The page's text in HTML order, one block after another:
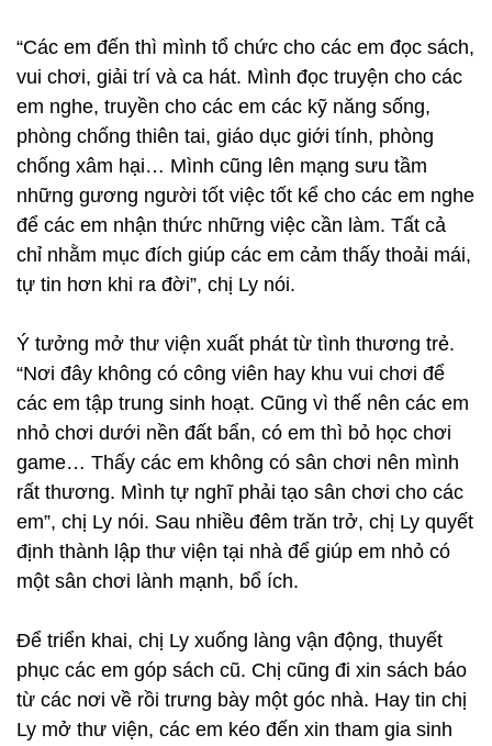
“Các em đến thì mình tổ chức cho các em đọc sách,
vui chơi, giải trí và ca hát. Mình đọc truyện cho các
em nghe, truyền cho các em các kỹ năng sống,
phòng chống thiên tai, giáo dục giới tính, phòng
chống xâm hại… Mình cũng lên mạng sưu tầm
những gương người tốt việc tốt kể cho các em nghe
để các em nhận thức những việc cần làm. Tất cả
chỉ nhằm mục đích giúp các em cảm thấy thoải mái,
tự tin hơn khi ra đời”, chị Ly nói.
Ý tưởng mở thư viện xuất phát từ tình thương trẻ.
“Nơi đây không có công viên hay khu vui chơi để
các em tập trung sinh hoạt. Cũng vì thế nên các em
nhỏ chơi dưới nền đất bẩn, có em thì bỏ học chơi
game… Thấy các em không có sân chơi nên mình
rất thương. Mình tự nghĩ phải tạo sân chơi cho các
em”, chị Ly nói. Sau nhiều đêm trăn trở, chị Ly quyết
định thành lập thư viện tại nhà để giúp em nhỏ có
một sân chơi lành mạnh, bổ ích.
Để triển khai, chị Ly xuống làng vận động, thuyết
phục các em góp sách cũ. Chị cũng đi xin sách báo
từ các nơi về rồi trưng bày một góc nhà. Hay tin chị
Ly mở thư viện, các em kéo đến xin tham gia sinh